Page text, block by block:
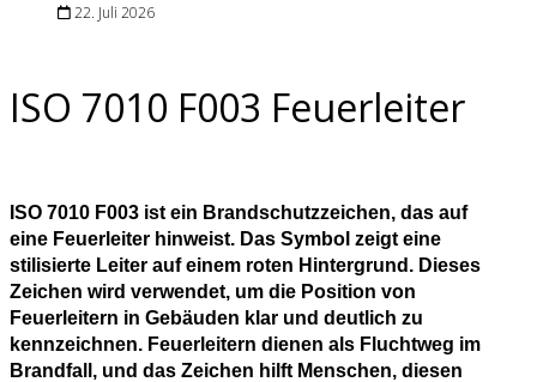
22. Juli 2026
ISO 7010 F003 Feuerleiter
ISO 7010 F003 ist ein Brandschutzzeichen, das auf
eine Feuerleiter hinweist. Das Symbol zeigt eine
stilisierte Leiter auf einem roten Hintergrund. Dieses
Zeichen wird verwendet, um die Position von
Feuerleitern in Gebäuden klar und deutlich zu
kennzeichnen. Feuerleitern dienen als Fluchtweg im
Brandfall, und das Zeichen hilft Menschen, diesen